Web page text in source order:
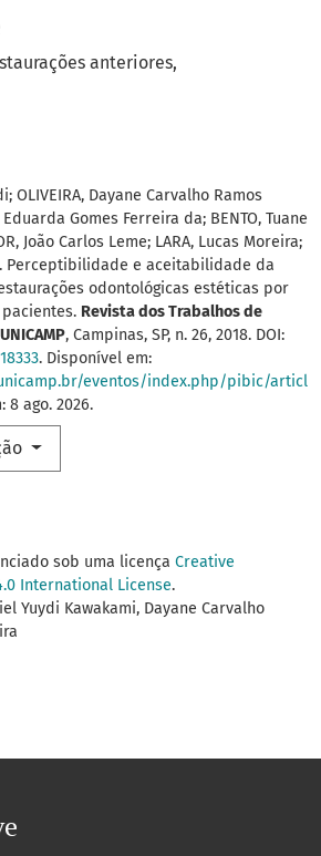
anteriores
OLIVEIRA, Dayane Carvalho Ramos
Gomes Ferreira da; BENTO, Tuane
João Carlos Leme; LARA, Lucas Moreira;
Perceptibilidade e aceitabilidade da
odontológicas estéticas por
Revista dos Trabalhos de
, Campinas, SP, n. 26, 2018. DOI:
. Disponível em:
eventos/index.php/pibic/articl
8 ago. 2026.
sob uma licença Creative
International License.
Yuydi Kawakami, Dayane Carvalho